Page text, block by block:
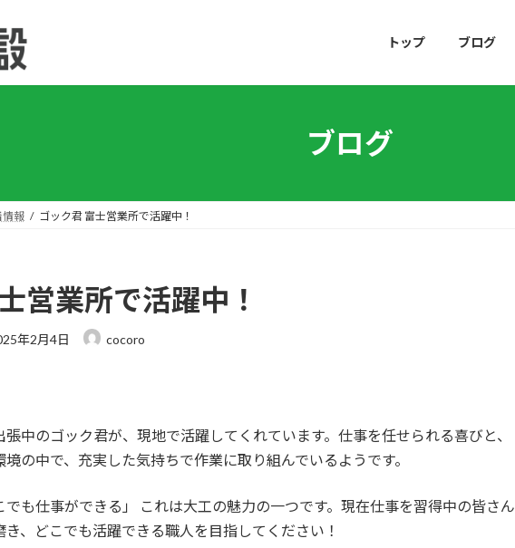
トップ ブログ
ブログ
情報 ゴック君 富士営業所で活躍中！
営業所で活躍中！
年2月4日 cocoro
中のゴック君が、現地で活躍してくれています。仕事を任せられる喜びと、
の中で、充実した気持ちで作業に取り組んでいるようです。
でも仕事ができる」 これは大工の魅力の一つです。現在仕事を習得中の皆さん
、どこでも活躍できる職人を目指してください！